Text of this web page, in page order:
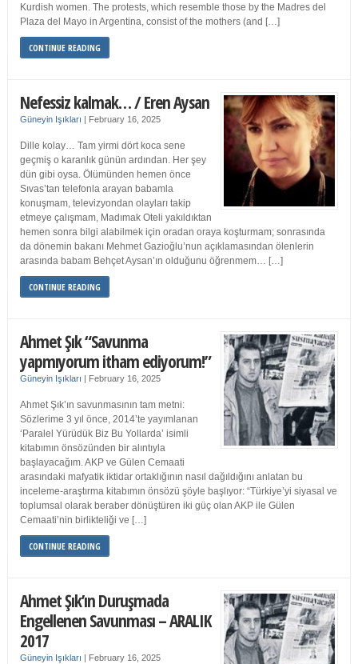
Kurdish women. The protests, which resemble those by the Madres del
Plaza del Mayo in Argentina, consist of the mothers (and […]
CONTINUE READING
Nefessiz kalmak… / Eren Aysan
Güneyin Işıkları | February 16, 2025
Dille kolay… Tam yirmi dört koca sene
geçmiş o karanlık günün ardından. Her şey
dün gibi oysa. Ölümünden hemen önce
Sıvas’tan telefonla arayan babamla
konuşmam, televizyondan olayları takip
etmeye çalışmam, Madımak Oteli yakıldıktan
hemen sonra bilgi alabilmek için oradan oraya koşturmam; sonrasında
da dönemin bakanı Mehmet Gazioğlu’nun açıklamasından ölenlerin
arasında babam Behçet Aysan’ın olduğunu öğrenmem… […]
CONTINUE READING
Ahmet Şık “Savunma
yapmıyorum itham ediyorum!”
Güneyin Işıkları | February 16, 2025
Ahmet Şık’ın savunmasının tam metni:
Sözlerime 3 yıl önce, 2014’te yayımlanan
‘Paralel Yürüdük Biz Bu Yollarda’ isimli
kitabımın önsözünden bir alıntıyla
başlayacağım. AKP ve Gülen Cemaati
arasındaki mafyatik iktidar ortaklığının nasıl dağıldığını anlatan bu
inceleme-araştırma kitabımın önsözü şöyle başlıyor: “Türkiye’yi siyasal ve
toplumsal olarak beraber dönüştüren iki güç olan AKP ile Gülen
Cemaati’nin birlikteliği ve […]
CONTINUE READING
Ahmet Şık’ın Duruşmada
Engellenen Savunması – ARALIK
2017
Güneyin Işıkları | February 16, 2025